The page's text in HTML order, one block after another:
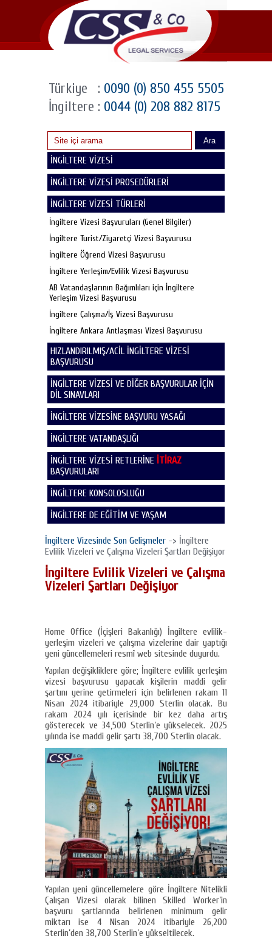
Türkiye : 0090 (0) 850 455 5505
İngiltere : 0044 (0) 208 882 8175
Ara
İNGİLTERE VİZESİ
İNGİLTERE VİZESİ PROSEDÜRLERİ
İNGİLTERE VİZESİ TÜRLERİ
İngiltere Vizesi Başvuruları (Genel Bilgiler)
İngiltere Turist/Ziyaretçi Vizesi Başvurusu
İngiltere Öğrenci Vizesi Başvurusu
İngiltere Yerleşim/Evlilik Vizesi Başvurusu
AB Vatandaşlarının Bağımlıları için İngiltere
Yerleşim Vizesi Başvurusu
İngiltere Çalışma/İş Vizesi Başvurusu
İngiltere Ankara Antlaşması Vizesi Başvurusu
HIZLANDIRILMIŞ/ACİL İNGİLTERE VİZESİ
BAŞVURUSU
İNGİLTERE VİZESİ VE DİĞER BAŞVURULAR İÇİN
DİL SINAVLARI
İNGİLTERE VİZESİNE BAŞVURU YASAĞI
İNGİLTERE VATANDAŞLIĞI
İNGİLTERE VİZESİ RETLERİNE İTİRAZ
BAŞVURULARI
İNGİLTERE KONSOLOSLUĞU
İNGİLTERE DE EĞİTİM VE YAŞAM
İngiltere Vizesinde Son Gelişmeler -> İngiltere
Evlilik Vizeleri ve Çalışma Vizeleri Şartları Değişiyor
İngiltere Evlilik Vizeleri ve Çalışma
Vizeleri Şartları Değişiyor
Home Office (İçişleri Bakanlığı) İngiltere evlilik-
yerleşim vizeleri ve çalışma vizelerine dair yaptığı
yeni güncellemeleri resmî web sitesinde duyurdu.
Yapılan değişikliklere göre; İngiltere evlilik yerleşim
vizesi başvurusu yapacak kişilerin maddi gelir
şartını yerine getirmeleri için belirlenen rakam 11
Nisan 2024 itibariyle 29,000 Sterlin olacak. Bu
rakam 2024 yılı içerisinde bir kez daha artış
gösterecek ve 34,500 Sterlin’e yükselecek. 2025
yılında ise maddi gelir şartı 38,700 Sterlin olacak.
Yapılan yeni güncellemelere göre İngiltere Nitelikli
Çalışan Vizesi olarak bilinen Skilled Worker’in
başvuru şartlarında belirlenen minimum gelir
miktarı ise 4 Nisan 2024 itibariyle 26,200
Sterlin’den 38,700 Sterlin’e yükseltilecek.